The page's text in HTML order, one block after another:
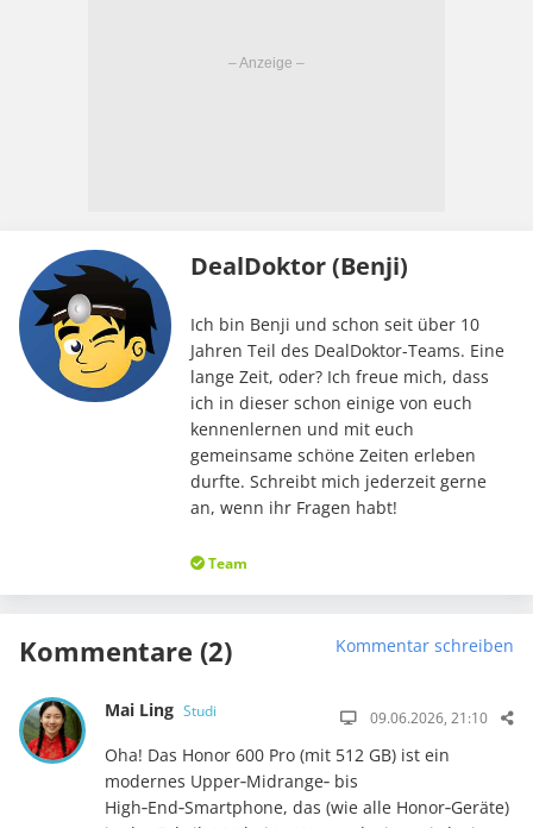
DealDoktor (Benji)
Ich bin Benji und schon seit über 10
Jahren Teil des DealDoktor-Teams. Eine
lange Zeit, oder? Ich freue mich, dass
ich in dieser schon einige von euch
kennenlernen und mit euch
gemeinsame schöne Zeiten erleben
durfte. Schreibt mich jederzeit gerne
an, wenn ihr Fragen habt!
Team
Kommentare (2) Kommentar schreiben
Mai Ling Studi 09.06.2026, 21:10
Oha! Das Honor 600 Pro (mit 512 GB) ist ein
modernes Upper‑Midrange‑ bis
High‑End‑Smartphone, das (wie alle Honor‑Geräte)